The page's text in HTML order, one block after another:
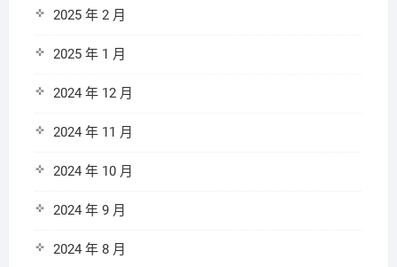
2025 年 2 月
2025 年 1 月
2024 年 12 月
2024 年 11 月
2024 年 10 月
2024 年 9 月
2024 年 8 月